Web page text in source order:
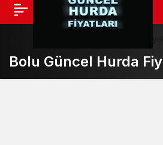
Bolu Güncel Hurda